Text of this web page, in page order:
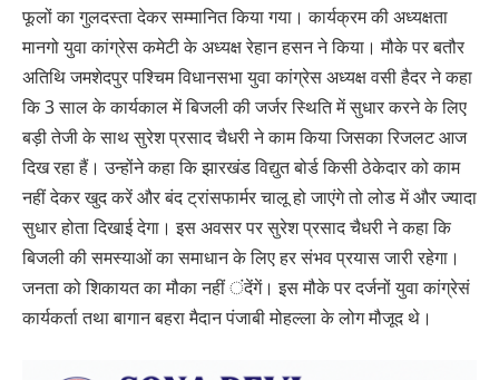
फूलों का गुलदस्ता देकर सम्मानित किया गया। कार्यक्रम की अध्यक्षता
मानगो युवा कांग्रेस कमेटी के अध्यक्ष रेहान हसन ने किया। मौके पर बतौर
अतिथि जमशेदपुर पश्चिम विधानसभा युवा कांग्रेस अध्यक्ष वसी हैदर ने कहा
कि 3 साल के कार्यकाल में बिजली की जर्जर स्थिति में सुधार करने के लिए
बड़ी तेजी के साथ सुरेश प्रसाद चैधरी ने काम किया जिसका रिजलट आज
दिख रहा हैं। उन्होंने कहा कि झारखंड विद्युत बोर्ड किसी ठेकेदार को काम
नहीं देकर खुद करें और बंद ट्रांसफार्मर चालू हो जाएंगे तो लोड में और ज्यादा
सुधार होता दिखाई देगा। इस अवसर पर सुरेश प्रसाद चैधरी ने कहा कि
बिजली की समस्याओं का समाधान के लिए हर संभव प्रयास जारी रहेगा।
जनता को शिकायत का मौका नहीं ंदेंगें। इस मौके पर दर्जनों युवा कांग्रेसं
कार्यकर्ता तथा बागान बहरा मैदान पंजाबी मोहल्ला के लोग मौजूद थे।